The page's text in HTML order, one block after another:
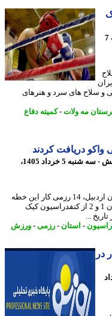
های سرد و هنرهای
مه ولات-کمیته دفاع
75 روز پیش - سه شنبه 5 خرداد 1405،
برای نخستین بار در تاریخ ورزش های رزمی استان اردبیل، 14 رزمی کار این خطه
موفق به دریافت احکام رسمی کمربند مشکی دان 1 و 2 از کنفدراسیون کیک
...
-استان-رزمی -ورزش